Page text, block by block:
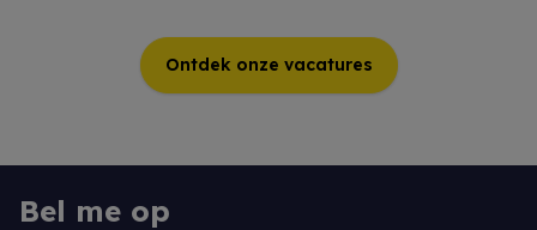
Ontdek onze vacatures
Bel me op